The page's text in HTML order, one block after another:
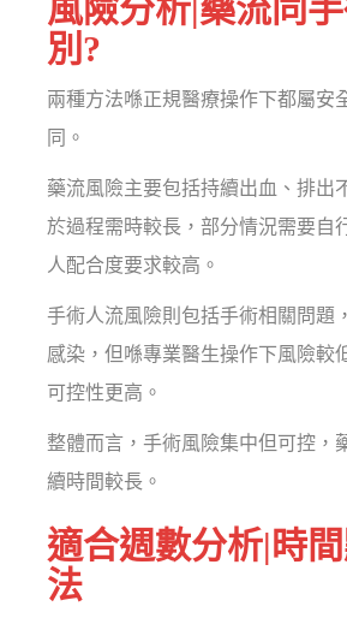
風險分析|藥流同
別?
兩種方法喺正規醫療操作下都屬安
同。
藥流風險主要包括持續出血、排出
於過程需時較長，部分情況需要自
人配合度要求較高。
手術人流風險則包括手術相關問題
感染，但喺專業醫生操作下風險較
可控性更高。
整體而言，手術風險集中但可控，
續時間較長。
適合週數分析|時
法